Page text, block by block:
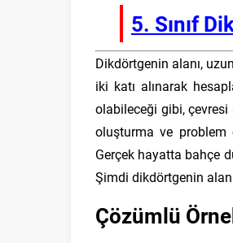
5. Sınıf
Dikdörtgenin alanı,
iki katı alınarak
olabileceği gibi,
oluşturma ve problem
Gerçek hayatta bahçe
Şimdi dikdörtgenin
Çözümlü